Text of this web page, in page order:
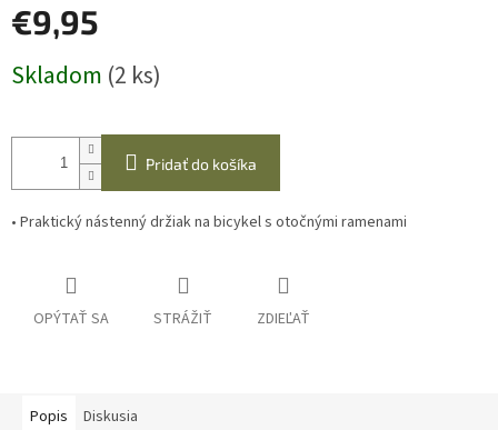
€9,95
cena:
Skladom (2 ks)
Pridať do košíka
• Praktický nástenný držiak na bicykel s otočnými ramenami
OPÝTAŤ SA STRÁŽIŤ ZDIEĽAŤ
Popis Diskusia